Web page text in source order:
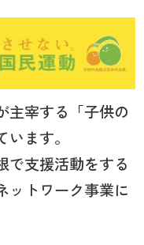
主宰する「子供の
ます。
で支援活動をする
ットワーク事業に